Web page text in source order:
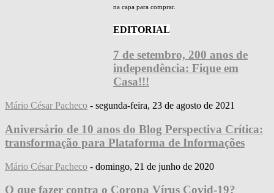
na capa para comprar.
EDITORIAL
7 de setembro, 200 anos de
independência: Fique em
Casa!!!
Mário César Pacheco - segunda-feira, 23 de agosto de 2021
Aniversário de 10 anos do Blog Perspectiva Crítica:
transformação para Plataforma de Informações
Mário César Pacheco - domingo, 21 de junho de 2020
O que fazer contra o Corona Vírus Covid-19?